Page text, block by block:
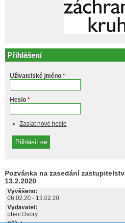
Přihlášení
Uživatelské jméno *
Heslo *
Zaslat nové heslo
Pozvánka na zasedání
13.2.2020
Vyvěšeno:
06.02.20 - 13.02.20
Vydavatel:
obec Dvory